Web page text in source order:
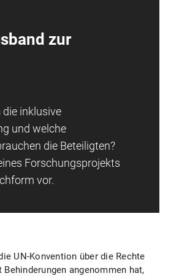
zur
inklusive
und welche
die Beteiligten?
Forschungsprojekts
vor.
UN-Konvention über die Rechte
angenommen hat,